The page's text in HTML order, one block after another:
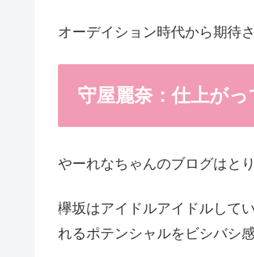
オーデイション時代から期待
守屋麗奈：仕上がっ
やーれなちゃんのブログはと
欅坂はアイドルアイドルして
れるポテンシャルをビシバシ